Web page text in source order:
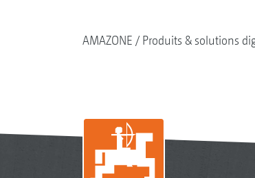
AMAZONE Produits & solutions